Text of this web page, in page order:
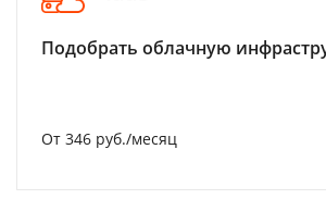
Подобрать облачную
От 346 руб./месяц